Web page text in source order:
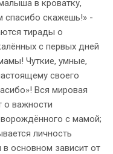
в кроватку,
спасибо скажешь!» -
тирады о
с первых дней
Чуткие, умные,
своего
Вся мировая
о важности
с мамой;
личность
основном зависит от